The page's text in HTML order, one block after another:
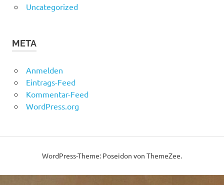
Uncategorized
META
Anmelden
Eintrags-Feed
Kommentar-Feed
WordPress.org
WordPress-Theme: Poseidon von ThemeZee.